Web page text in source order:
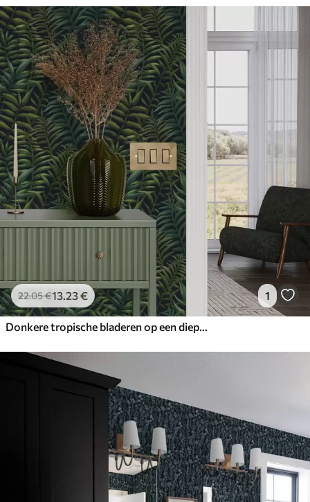
22.05€13.23€ 1
Donkere tropische bladeren op een diepe achtergrond